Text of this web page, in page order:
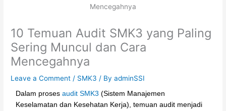
10 Temuan Audit SMK3 yang Paling
Sering Muncul dan Cara
Mencegahnya
Leave a Comment / SMK3 / ByadminSSI
Dalam prosesaudit SMK3 (Sistem Manajemen
Keselamatan dan Kesehatan Kerja), temuan audit menjadi